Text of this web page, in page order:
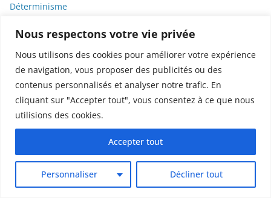
Nous respectons votre vie privée
Nous utilisons des cookies pour améliorer votre expérience
de navigation, vous proposer des publicités ou des
contenus personnalisés et analyser notre trafic. En
cliquant sur "Accepter tout", vous consentez à ce que nous
utilisions des cookies.
Personnaliser Décliner tout
Accepter tout
Déterminisme
Dette immunitaire
Deux-roues
DGCCRF
Diabète
Didier Raoult
Diététique